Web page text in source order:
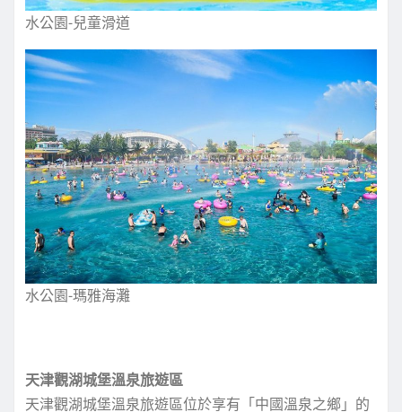
水公園-兒童滑道
水公園-瑪雅海灘
天津觀湖城堡溫泉旅遊區
天津觀湖城堡溫泉旅遊區位於享有「中國溫泉之鄉」的